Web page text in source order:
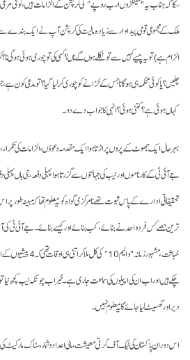
ملک کے مجموعی قومی پیداوار سے زیادہ مالیت کی کرپشن آپ نے ایک بندے
الزام ہے) تو یہ پیسے کہیں سے تو نکلے ہوں گے ناں؟ کسی کی تو چوری ہوئی ہوگی
چلیں؟ یا کوئی محکمہ ہی ہوگا نا جس کے خزانے کو چوری کر لیا گیا؟ تو مدعی کون
کہاں ہوئی ہے؟ کتنی ہوئی؟ انہی کا جواب دے دو۔
بہرحال ایک جھوٹ کے پروں پر اڑتا ہوا ایک مقدمہ دعوؤں، الزامات کی تکرار،
جے آئی ٹی کے کارناموں اور نیب کی جہالتوں سے گزرتا ہوا پہلی دفعہ، جی ہاں
تحقیقاتی ادارے کے پاس ثبوت تھے نا مرکزی گواہ کو یہ معلوم تھا کہ مبینہ طور
ترین حصے کس فرد واحد نے بنائے، کب بنائے اور کیسے بنائے۔ جے آئی ٹی کی
خباثت، مشہور زمانہ
چکے ہیں اور اب ان کی اپیلوں کی سماعت جاری ہے۔ خیر اب چونکہ نیب کچھ نیا تو
دیر اور گھسیٹ لیا جائے گا یہ معلوم نہیں۔
اس دوران پاکستان کی ٹیک آف کرتی معیشت، مالی اعداد و شمار، سٹاک مارکیٹ کی